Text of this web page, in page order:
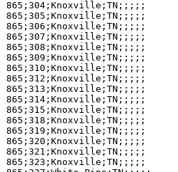
865;304;Knoxville;TN;;;;;
865;305;Knoxville;TN;;;;;
865;306;Knoxville;TN;;;;;
865;307;Knoxville;TN;;;;;
865;308;Knoxville;TN;;;;;
865;309;Knoxville;TN;;;;;
865;310;Knoxville;TN;;;;;
865;312;Knoxville;TN;;;;;
865;313;Knoxville;TN;;;;;
865;314;Knoxville;TN;;;;;
865;315;Knoxville;TN;;;;;
865;318;Knoxville;TN;;;;;
865;319;Knoxville;TN;;;;;
865;320;Knoxville;TN;;;;;
865;321;Knoxville;TN;;;;;
865;323;Knoxville;TN;;;;;